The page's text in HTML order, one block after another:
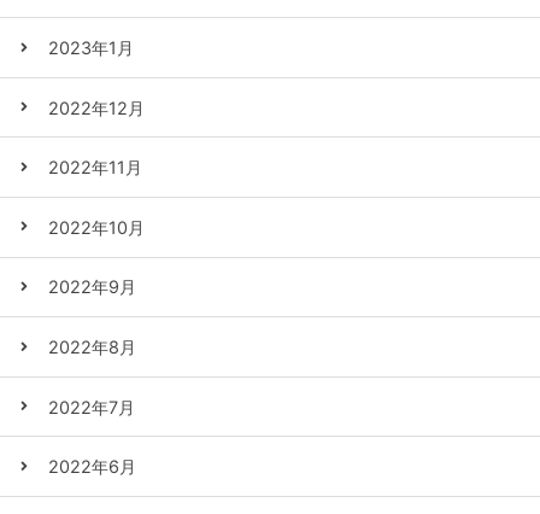
2023年1月
2022年12月
2022年11月
2022年10月
2022年9月
2022年8月
2022年7月
2022年6月